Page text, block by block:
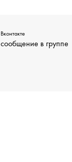
Вконтакте
сообщение в группе